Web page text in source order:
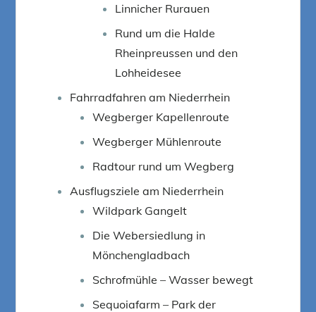
Linnicher Rurauen
Rund um die Halde
Rheinpreussen und den
Lohheidesee
Fahrradfahren am Niederrhein
Wegberger Kapellenroute
Wegberger Mühlenroute
Radtour rund um Wegberg
Ausflugsziele am Niederrhein
Wildpark Gangelt
Die Webersiedlung in
Mönchengladbach
Schrofmühle – Wasser bewegt
Sequoiafarm – Park der